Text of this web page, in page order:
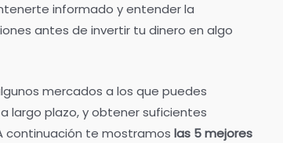
informado y entender la
antes de invertir tu dinero en algo
mercados a los que puedes
largo plazo, y obtener suficientes
continuación te mostramos las 5 mejores